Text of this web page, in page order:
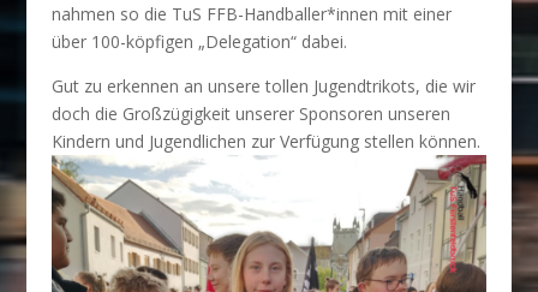
nahmen so die TuS FFB-Handballer*innen mit einer
über 100-köpfigen „Delegation“ dabei.
Gut zu erkennen an unsere tollen Jugendtrikots, die wir
doch die Großzügigkeit unserer Sponsoren unseren
Kindern und Jugendlichen zur Verfügung stellen können.